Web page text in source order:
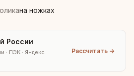
на ножках
России
· ПЭК · Яндекс
Рассчитать →